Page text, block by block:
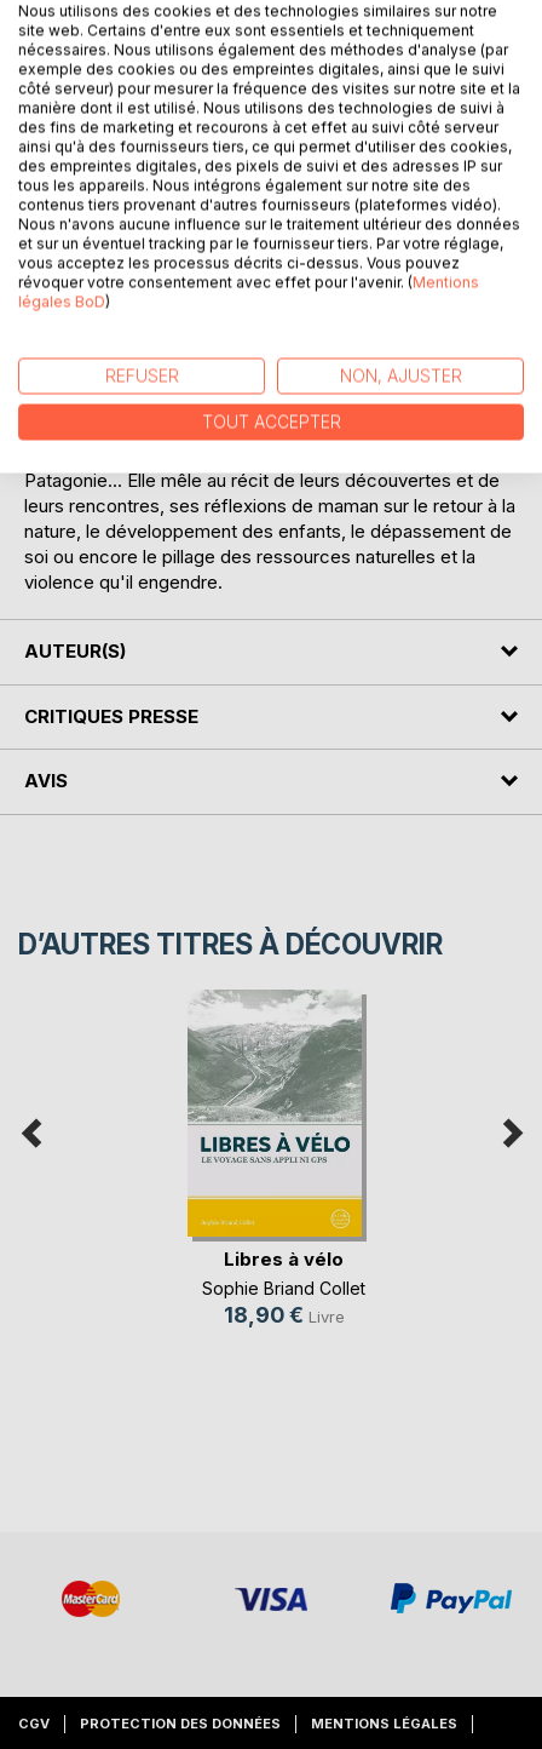
Ajouter à ma liste d'envies
Laisser un avis
DESCRIPTION
au sud des Amériques. Elle témoigne de leur périple :
camper au milieu des grizzlis d'Alaska, affronter le Mexique
en proie à la violence des narcos, parcourir la forêt
amazonienne, franchir plusieurs fois les Andes, traverser le
Patagonie... Elle mêle au récit de leurs découvertes et de
leurs rencontres, ses réflexions de maman sur le retour à la
nature, le développement des enfants, le dépassement de
soi ou encore le pillage des ressources naturelles et la
violence qu'il engendre.
AUTEUR(S)
CRITIQUES PRESSE
AVIS
D’AUTRES TITRES À DÉCOUVRIR
Libres à vélo
Sophie Briand Collet
18,90 € Livre
CGV PROTECTION DES DONNÉES MENTIONS LÉGALES
Nous utilisons des cookies et des technologies similaires sur notre
site web. Certains d'entre eux sont essentiels et techniquement
nécessaires. Nous utilisons également des méthodes d'analyse (par
exemple des cookies ou des empreintes digitales, ainsi que le suivi
côté serveur) pour mesurer la fréquence des visites sur notre site et la
manière dont il est utilisé. Nous utilisons des technologies de suivi à
des fins de marketing et recourons à cet effet au suivi côté serveur
ainsi qu'à des fournisseurs tiers, ce qui permet d'utiliser des cookies,
des empreintes digitales, des pixels de suivi et des adresses IP sur
tous les appareils. Nous intégrons également sur notre site des
contenus tiers provenant d'autres fournisseurs (plateformes vidéo).
Nous n'avons aucune influence sur le traitement ultérieur des données
et sur un éventuel tracking par le fournisseur tiers. Par votre réglage,
vous acceptez les processus décrits ci-dessus. Vous pouvez
révoquer votre consentement avec effet pour l'avenir. (Mentions
légales BoD)
REFUSER NON, AJUSTER
TOUT ACCEPTER